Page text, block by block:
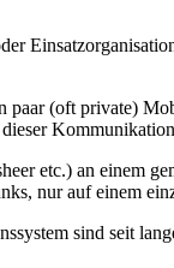
(oft private)
etc.) an einem
nur auf einem
sind seit